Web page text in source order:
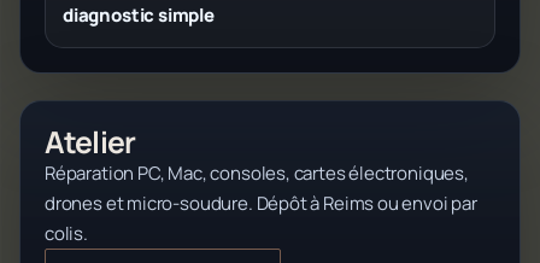
diagnostic simple
Atelier
Réparation PC, Mac, consoles, cartes électroniques,
drones et micro-soudure. Dépôt à Reims ou envoi par
colis.